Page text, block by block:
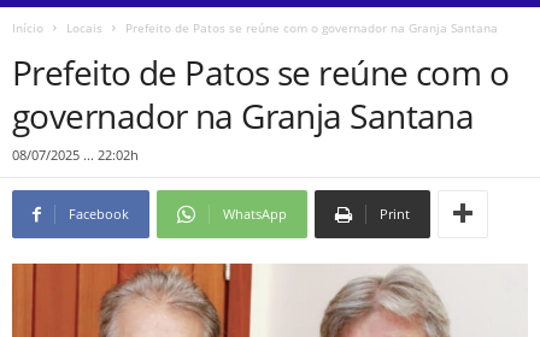
Início Locais Prefeito de Patos se reúne com o governador na Granja Santana
Prefeito de Patos se reúne com o
governador na Granja Santana
08/07/2025 ... 22:02h
Facebook WhatsApp Print